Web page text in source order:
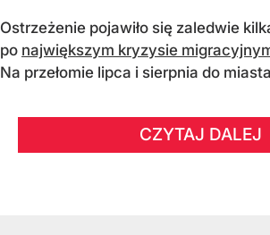
Ostrzeżenie pojawiło się zaledwie
po największym kryzysie
Na przełomie lipca i sierpnia do
CZYTAJ DALEJ